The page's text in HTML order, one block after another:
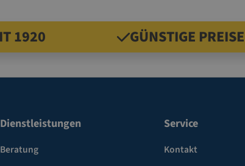
1920 GÜNSTIGE PREISE
Dienstleistungen
Beratung
Service
Kontakt